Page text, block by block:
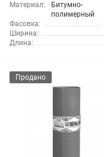
Материал:
Битумно-
полимерный
Фасовка:
Ширина:
Длина:
Продано